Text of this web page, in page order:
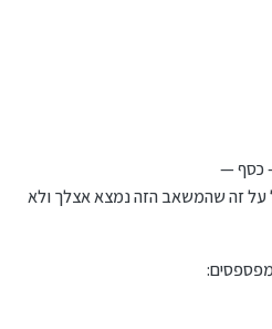
כסף —
על זה שהמשאב הזה נמצא אצלך ולא